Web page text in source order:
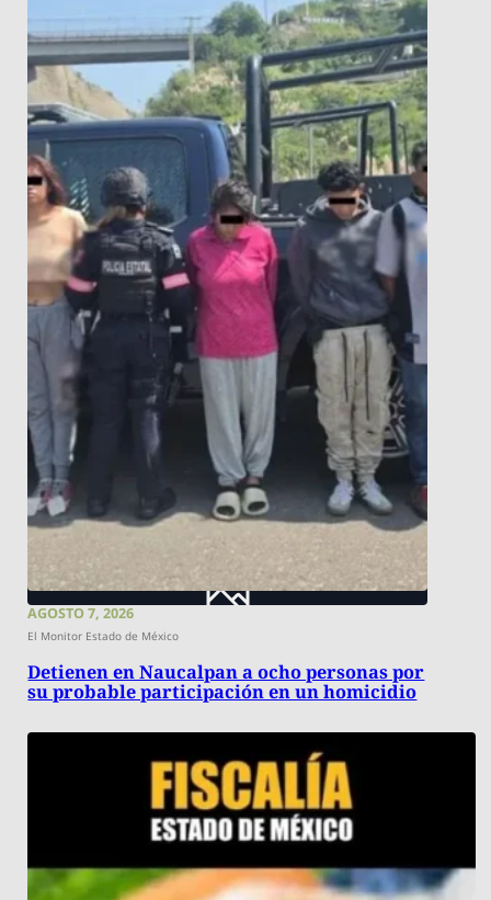
AGOSTO 7, 2026
El Monitor Estado de México
Detienen en Naucalpan a ocho personas por
su probable participación en un homicidio